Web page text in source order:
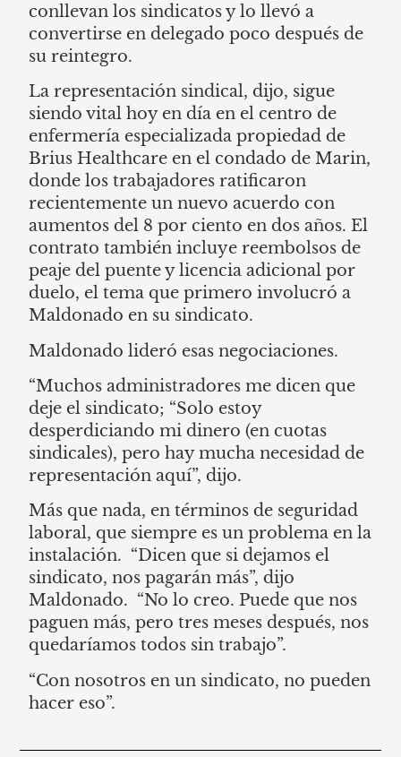
conllevan los sindicatos y lo llevó a
convertirse en delegado poco después de
su reintegro.
La representación sindical, dijo, sigue
siendo vital hoy en día en el centro de
enfermería especializada propiedad de
Brius Healthcare en el condado de Marin,
donde los trabajadores ratificaron
recientemente un nuevo acuerdo con
aumentos del 8 por ciento en dos años. El
contrato también incluye reembolsos de
peaje del puente y licencia adicional por
duelo, el tema que primero involucró a
Maldonado en su sindicato.
Maldonado lideró esas negociaciones.
“Muchos administradores me dicen que
deje el sindicato; “Solo estoy
desperdiciando mi dinero (en cuotas
sindicales), pero hay mucha necesidad de
representación aquí”, dijo.
Más que nada, en términos de seguridad
laboral, que siempre es un problema en la
instalación. “Dicen que si dejamos el
sindicato, nos pagarán más”, dijo
Maldonado. “No lo creo. Puede que nos
paguen más, pero tres meses después, nos
quedaríamos todos sin trabajo”.
“Con nosotros en un sindicato, no pueden
hacer eso”.